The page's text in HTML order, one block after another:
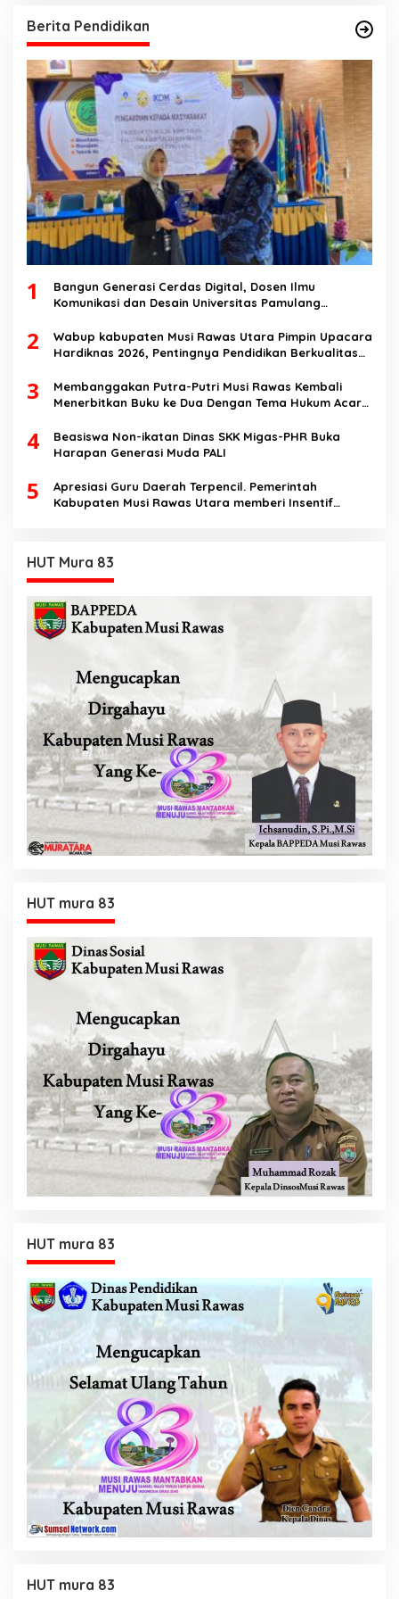
Berita Pendidikan
1
Bangun Generasi Cerdas Digital, Dosen Ilmu
Komunikasi dan Desain Universitas Pamulang
Speech di SMK Ikhlas Jawilan
2
Wabup kabupaten Musi Rawas Utara Pimpin Upacara
Hardiknas 2026, Pentingnya Pendidikan Berkualitas
3
Membanggakan Putra-Putri Musi Rawas Kembali
Menerbitkan Buku ke Dua Dengan Tema Hukum Acara
4
Beasiswa Non-ikatan Dinas SKK Migas-PHR Buka
Harapan Generasi Muda PALI
5
Apresiasi Guru Daerah Terpencil. Pemerintah
Kabupaten Musi Rawas Utara memberi Insentif
HUT Mura 83
HUT mura 83
HUT mura 83
HUT mura 83